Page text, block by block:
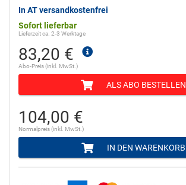
In AT versandkostenfrei
Sofort lieferbar
Lieferzeit ca. 2-3 Werktage
83,20 €
Abo-Preis (inkl. MwSt.)
ALS ABO BESTELLEN
104,00 €
Normalpreis (inkl. MwSt.)
IN DEN WARENKORB